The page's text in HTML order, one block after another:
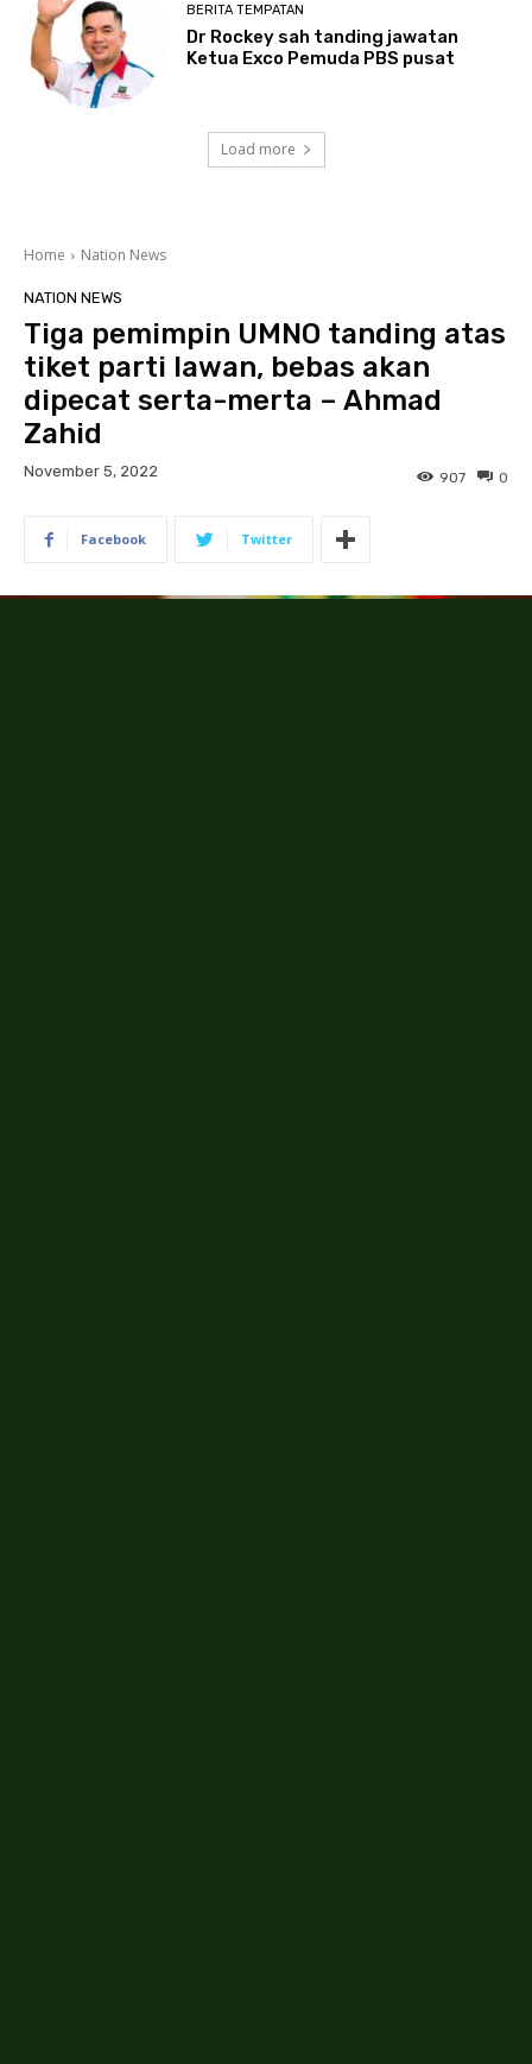
BERITA TEMPATAN
Dr Rockey sah tanding jawatan
Ketua Exco Pemuda PBS pusat
Load more